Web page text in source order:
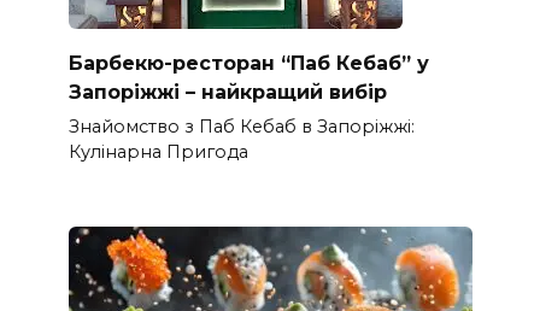
Барбекю-ресторан “Паб Кебаб” у
Запоріжжі – найкращий вибір
Знайомство з Паб Кебаб в Запоріжжі:
Кулінарна Пригода